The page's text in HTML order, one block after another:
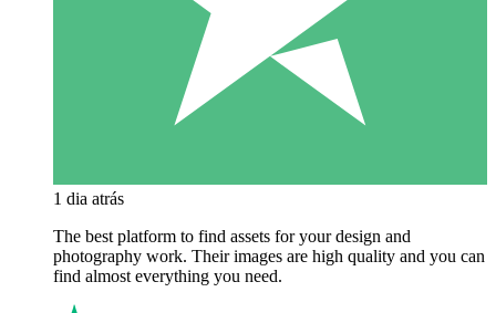
1 dia atrás
The best platform to find assets for your design and
photography work. Their images are high quality and you can
find almost everything you need.